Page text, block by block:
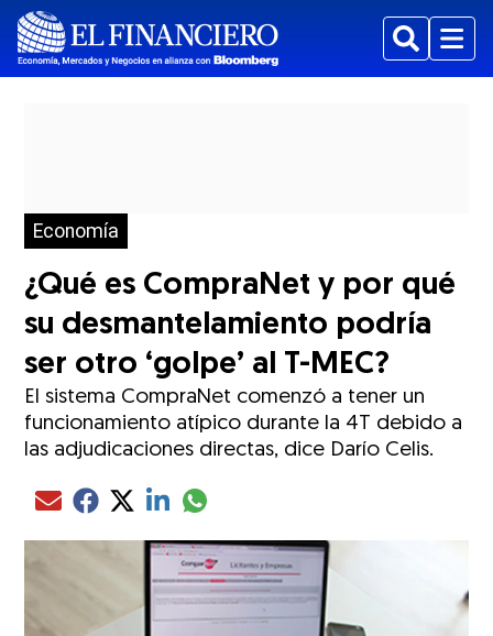
BuscarMenu
Economía
¿Qué es CompraNet y por qué
su desmantelamiento podría
ser otro ‘golpe’ al T-MEC?
El sistema CompraNet comenzó a tener un
funcionamiento atípico durante la 4T debido a
las adjudicaciones directas, dice Darío Celis.
Compartir el artículo actual mediante Email
Compartir el artículo actual mediante Facebook
Compartir el artículo actual mediante Twitter
Compartir el artículo actual mediante LinkedIn
Compartir el artículo actual mediante